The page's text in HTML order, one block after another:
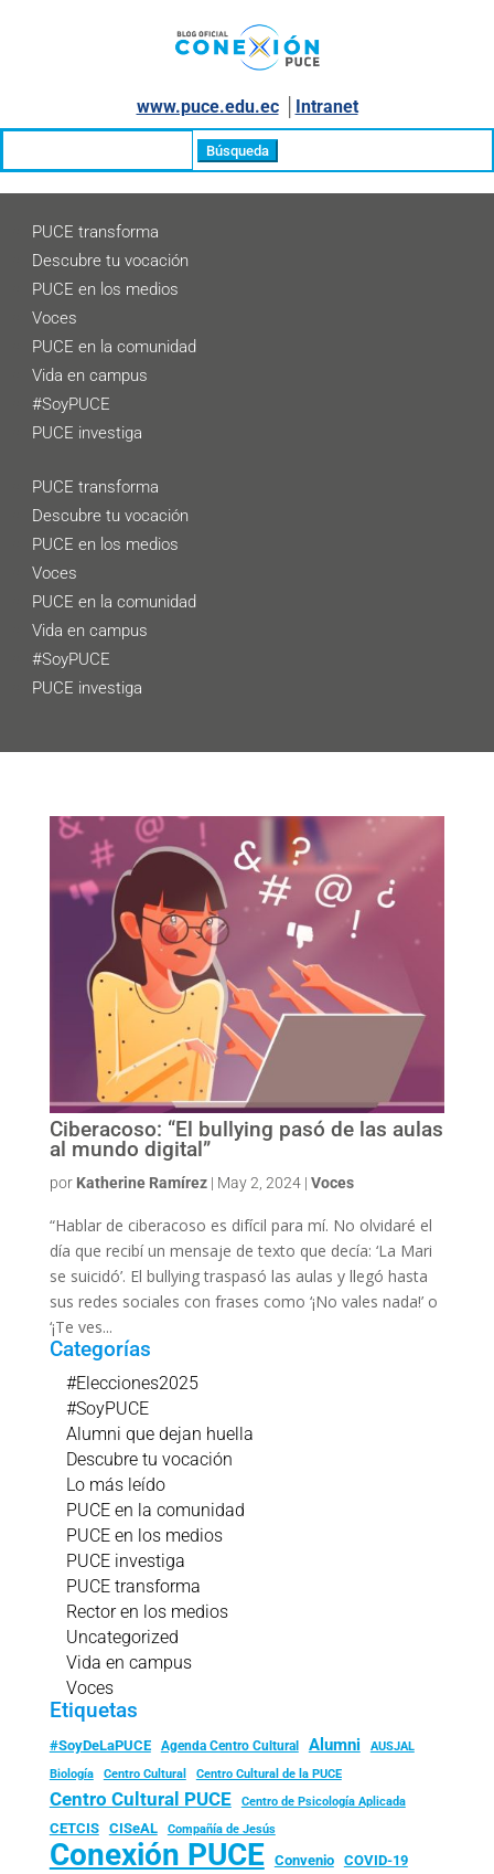
www.puce.edu.ec│ Intranet
PUCE transforma
Descubre tu vocación
PUCE en los medios
Voces
PUCE en la comunidad
Vida en campus
#SoyPUCE
PUCE investiga
PUCE transforma
Descubre tu vocación
PUCE en los medios
Voces
PUCE en la comunidad
Vida en campus
#SoyPUCE
PUCE investiga
Ciberacoso: “El bullying pasó de las aulas
al mundo digital”
por Katherine Ramírez| May 2, 2024| Voces
“Hablar de ciberacoso es difícil para mí. No olvidaré el
día que recibí un mensaje de texto que decía: ‘La Mari
se suicidó’. El bullying traspasó las aulas y llegó hasta
sus redes sociales con frases como ‘¡No vales nada!’ o
‘¡Te ves...
Categorías
#Elecciones2025
#SoyPUCE
Alumni que dejan huella
Descubre tu vocación
Lo más leído
PUCE en la comunidad
PUCE en los medios
PUCE investiga
PUCE transforma
Rector en los medios
Uncategorized
Vida en campus
Voces
Etiquetas
#SoyDeLaPUCE Agenda Centro Cultural Alumni
AUSJAL
Biología
Centro Cultural Centro Cultural de la PUCE
Centro Cultural PUCE Centro de Psicología Aplicada
CETCIS CISeAL Compañía de Jesús
Conexión PUCE Convenio
COVID-19